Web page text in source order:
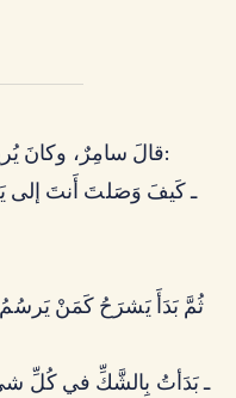
قالَ سامِرٌ، وكانَ يُريدُ أَنْ يَفهَمَ المَسارَ لا فَقَطِ النَّتيجةَ:
ـ كَيفَ وَصَلتَ أَنتَ إلى
ثُمَّ بَدَأَ يَشرَحُ كَمَنْ
ـ بَدَأتُ بِالشَّكِّ في كُلِّ